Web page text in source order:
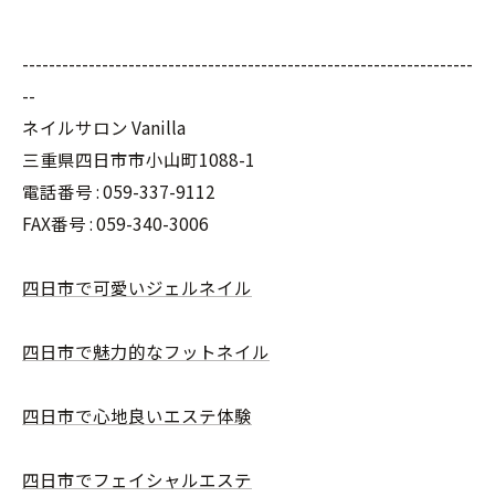
--------------------------------------------------------------------
--
ネイルサロン Vanilla
三重県四日市市小山町1088-1
電話番号 : 059-337-9112
FAX番号 : 059-340-3006
四日市で可愛いジェルネイル
四日市で魅力的なフットネイル
四日市で心地良いエステ体験
四日市でフェイシャルエステ